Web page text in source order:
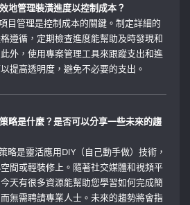
地管理裝潢進度以控制成本？
目管理是控制成本的關鍵。制定詳細的
遵循，定期檢查進度能幫助及時發現和
外，使用專案管理工具來跟蹤支出和進
提高透明度，避免不必要的支出。
略是什麼？是否可以分享一些未來的趨
略是靈活應用DIY（自己動手做）技術，
間或輕裝修上。隨著社交媒體和視頻平
天有很多資源能幫助您學習如何完成簡
無需聘請專業人士。未來的趨勢將會指